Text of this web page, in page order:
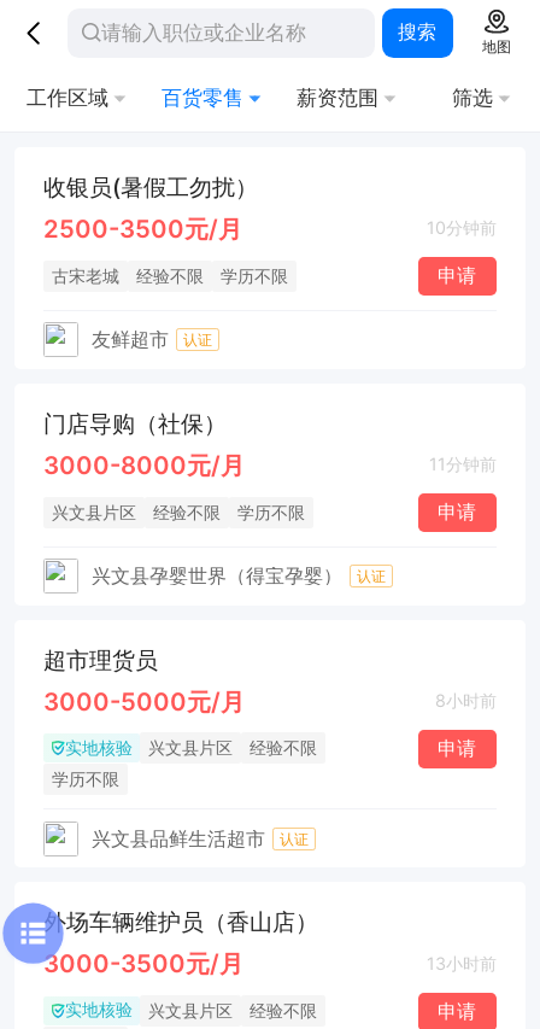
搜索
地图
工作区域 百货零售 薪资范围 筛选
收银员(暑假工勿扰）
2500-3500元/月 10分钟前
古宋老城 经验不限 学历不限 申请
友鲜超市 认证
门店导购（社保）
3000-8000元/月 11分钟前
兴文县片区 经验不限 学历不限 申请
兴文县孕婴世界（得宝孕婴） 认证
超市理货员
3000-5000元/月 8小时前
实地核验 兴文县片区
经验不限
学历不限
申请
兴文县品鲜生活超市 认证
外场车辆维护员（香山店）
3000-3500元/月 13小时前
实地核验 兴文县片区
经验不限
申请